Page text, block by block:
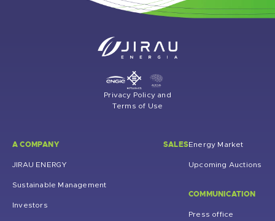
Privacy Policy and
Terms of Use
A COMPANY
JIRAU ENERGY
Sustainable Management
Investors
SALESEnergy Market
Upcoming Auctions
COMMUNICATION
Press office